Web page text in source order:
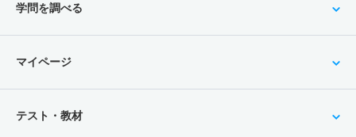
学問を調べる
マイページ
テスト・教材